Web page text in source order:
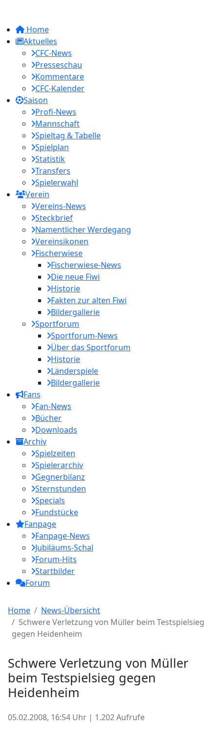
Home
Aktuelles
CFC-News
Presseschau
Kommentare
CFC-Kalender
Saison
Profi-News
Mannschaft
Spieltag & Tabelle
Spielplan
Statistik
Transfers
Spielerwahl
Verein
Vereins-News
Steckbrief
Namentlicher Werdegang
Vereinsikonen
Fischerwiese
Fischerwiese-News
Die neue Fiwi
Historie
Fakten zur alten Fiwi
Bildergallerie
Sportforum
Sportforum-News
Über das Sportforum
Historie
Länderspiele
Bildergallerie
Fans
Fan-News
Bücher
Downloads
Archiv
Spielzeiten
Spielerarchiv
Gegnerbilanz
Sternstunden
Specials
Fundstücke
Fanpage
Fanpage-News
Jubiläums-Schal
Forum-Hits
Startbilder
Forum
Home
News-Übersicht
Schwere Verletzung von Müller beim Testspielsieg
gegen Heidenheim
Schwere Verletzung von Müller
beim Testspielsieg gegen
Heidenheim
05.02.2008, 16:54 Uhr | 1.202 Aufrufe